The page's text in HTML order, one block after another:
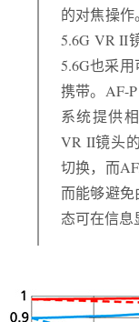
的对焦操作
5.6G VR II
5.6G也采
携带。AF-
系统提供
VR II镜头
切换，而
而能够避
态可在信息